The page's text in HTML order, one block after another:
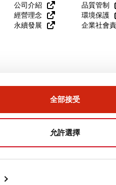
全部接受
允許選擇
公司介紹
經營理念
永續發展
品質管制
環境保護
企業社會